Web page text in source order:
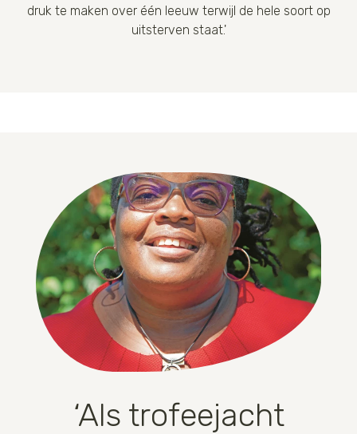
druk te maken over één leeuw terwijl de hele soort op
uitsterven staat.'
‘Als trofeejacht